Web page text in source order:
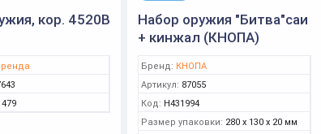
кор. 4520B
Набор оружия "Битва"саи
+ кинжал (КНОПА)
Бренд: КНОПА
Артикул: 87055
Код: Н431994
Размер упаковки: 280 x 130 x 20 мм